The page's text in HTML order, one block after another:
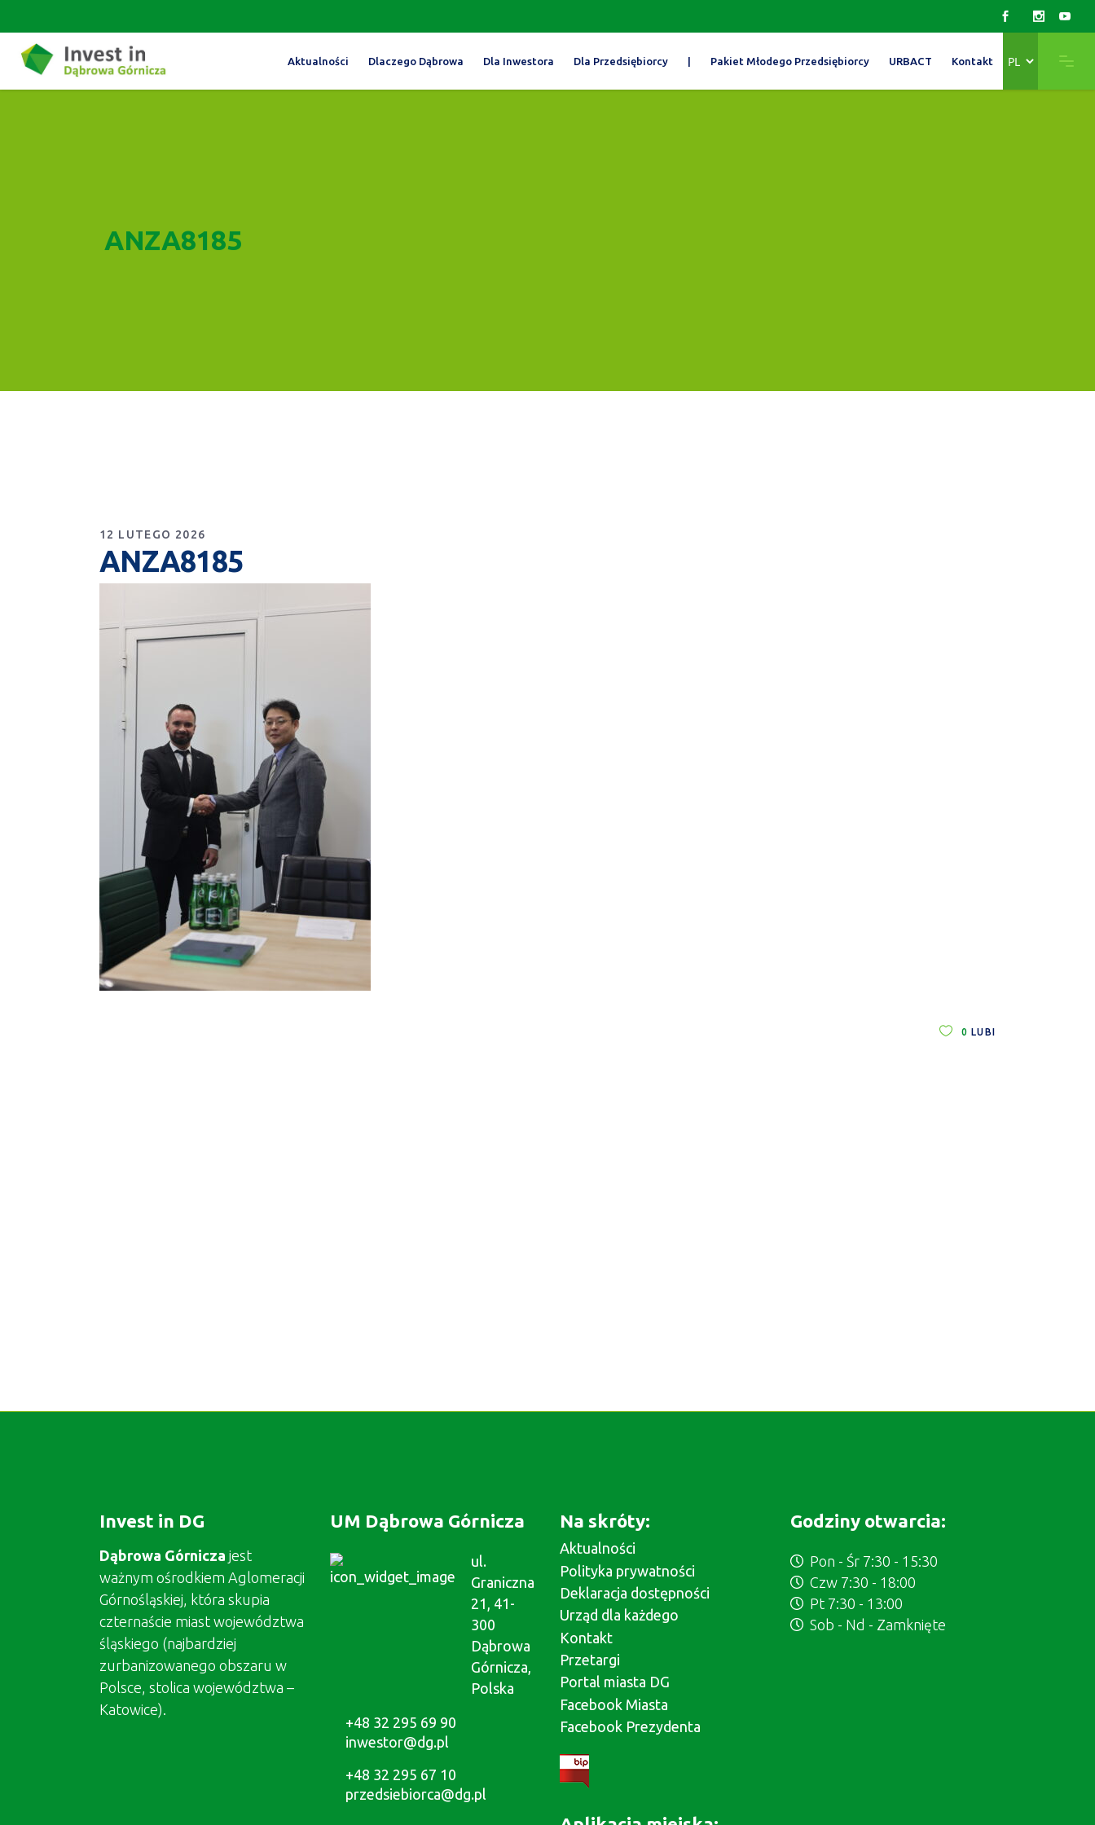
Aktualności Dlaczego Dąbrowa Dla Inwestora Dla Przedsiębiorcy | Pakiet Młodego Przedsiębiorcy URBACT Kontakt
język
ANZA8185
12 LUTEGO 2026
ANZA8185
0 LUBI
Invest in DG
Dąbrowa Górnicza jest
ważnym ośrodkiem Aglomeracji
Górnośląskiej, która skupia
czternaście miast województwa
śląskiego (najbardziej
zurbanizowanego obszaru w
Polsce, stolica województwa –
Katowice).
UM Dąbrowa Górnicza
ul.
Graniczna
21, 41-
300
Dąbrowa
Górnicza,
Polska
+48 32 295 69 90
inwestor@dg.pl
+48 32 295 67 10
przedsiebiorca@dg.pl
Na skróty:
Aktualności
Polityka prywatności
Deklaracja dostępności
Urząd dla każdego
Kontakt
Przetargi
Portal miasta DG
Facebook Miasta
Facebook Prezydenta
Godziny otwarcia:
Pon - Śr 7:30 - 15:30
Czw 7:30 - 18:00
Pt 7:30 - 13:00
Sob - Nd - Zamknięte